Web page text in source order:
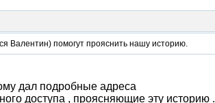
Валентин) помогут прояснить нашу историю.
дал подробные адреса
доступа , проясняющие эту историю .